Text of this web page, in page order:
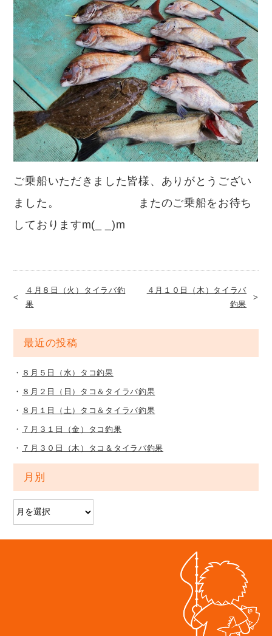
ご乗船いただきました皆様、ありがとうござい
ました。 またのご乗船をお待ち
しておりますm(_ _)m
４月８日（火）タイラバ釣
果
４月１０日（木）タイラバ
釣果
最近の投稿
８月５日（水）タコ釣果
８月２日（日）タコ＆タイラバ釣果
８月１日（土）タコ＆タイラバ釣果
７月３１日（金）タコ釣果
７月３０日（木）タコ＆タイラバ釣果
月別